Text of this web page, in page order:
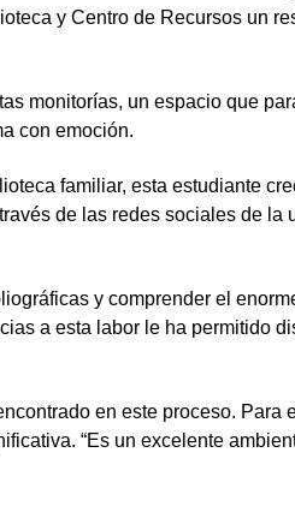
y Centro de Recursos un
monitorías, un espacio que
con emoción.
familiar, esta estudiante
de las redes sociales de la
y comprender el
a esta labor le ha permitido
en este proceso. Para
“Es un excelente